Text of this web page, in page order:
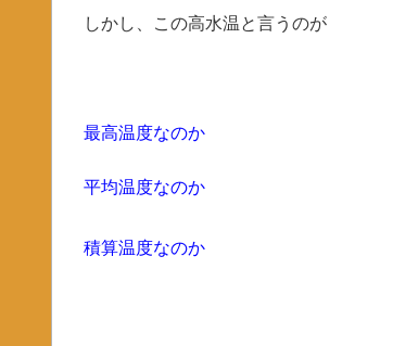
しかし、この高水温と言うのが
最高温度なのか
平均温度なのか
積算温度なのか